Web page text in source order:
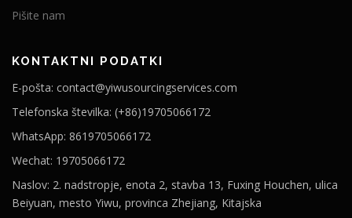
Pišite nam
KONTAKTNI PODATKI
E-pošta: contact@yiwusourcingservices.com
Telefonska številka: (+86)19705066172
WhatsApp: 8619705066172
Wechat: 19705066172
Naslov: 2. nadstropje, enota 2, stavba 13, Fuxing Houchen, ulica
Beiyuan, mesto Yiwu, provinca Zhejiang, Kitajska